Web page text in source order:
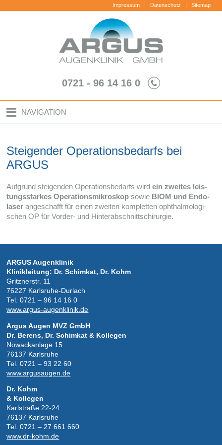
Impressum Datenschutz Sitemap
0721 - 96 14 16 0
NAVIGATION
Steigender Operationsbedarfs bei
ARGUS
Auf­grund stei­gen­den Ope­ra­ti­ons­be­darfs wirdein zwei­tes leis­
tungs­star­kes Ope­ra­ti­ons­mi­kro­skop sowie BIOM und Endo­
la­ser ange­schafft für einen zwei­ten kom­plet­ten oph­thal­mo­lo­gi­
schen OP für Vorder- und Hinterabschnittschirurgie.
ARGUS Augen­kli­nik
Kli­nik­lei­tung: Dr. Schimkat, Dr. Kohm
Gritz­ner­str. 11
76227 Karlsruhe-Durlach
Tel. 0721 – 96 14 16 0
www.argus-augenklinik.de
Argus Augen MVZ GmbH
Dr. Berens, Dr. Schimkat & Kollegen
Nowackanlage 15
76137 Karlsruhe
Tel. 0721 – 93 22 60
www.argusaugen.de
Dr. Kohm
& Kollegen
Karlstraße 22-24
76137 Karlsruhe
Tel. 0721 – 27 661 660
www.dr-kohm.de